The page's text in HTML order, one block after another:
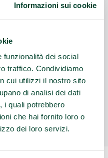
Informazioni sui cookie
funzionalità dei social
traffico. Condividiamo
cui utilizzi il nostro sito
di analisi dei dati
i quali potrebbero
che hai fornito loro o
dei loro servizi.